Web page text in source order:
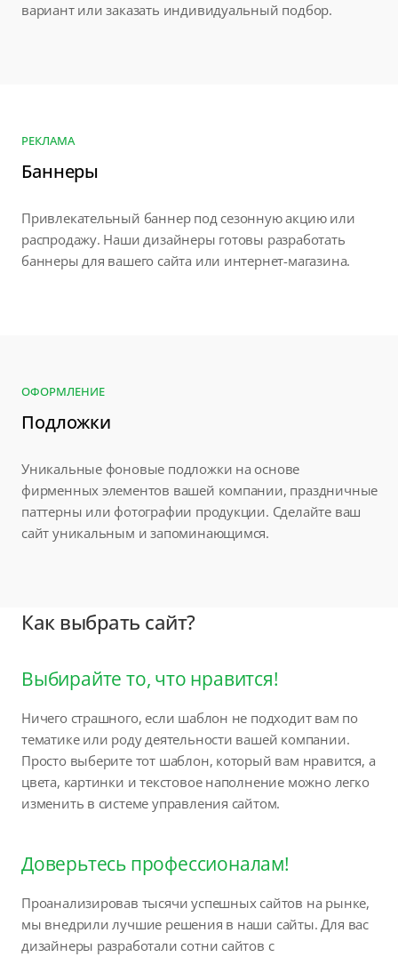
вариант или заказать индивидуальный подбор.
РЕКЛАМА
Баннеры
Привлекательный баннер под сезонную акцию или
распродажу. Наши дизайнеры готовы разработать
баннеры для вашего сайта или интернет-магазина.
ОФОРМЛЕНИЕ
Подложки
Уникальные фоновые подложки на основе
фирменных элементов вашей компании, праздничные
паттерны или фотографии продукции. Сделайте ваш
сайт уникальным и запоминающимся.
Как выбрать сайт?
Выбирайте то, что нравится!
Ничего страшного, если шаблон не подходит вам по
тематике или роду деятельности вашей компании.
Просто выберите тот шаблон, который вам нравится, а
цвета, картинки и текстовое наполнение можно легко
изменить в системе управления сайтом.
Доверьтесь профессионалам!
Проанализировав тысячи успешных сайтов на рынке,
мы внедрили лучшие решения в наши сайты. Для вас
дизайнеры разработали сотни сайтов с